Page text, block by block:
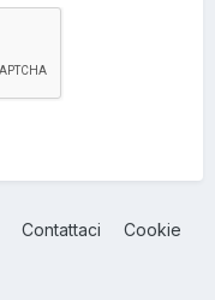
Contattaci Cookie